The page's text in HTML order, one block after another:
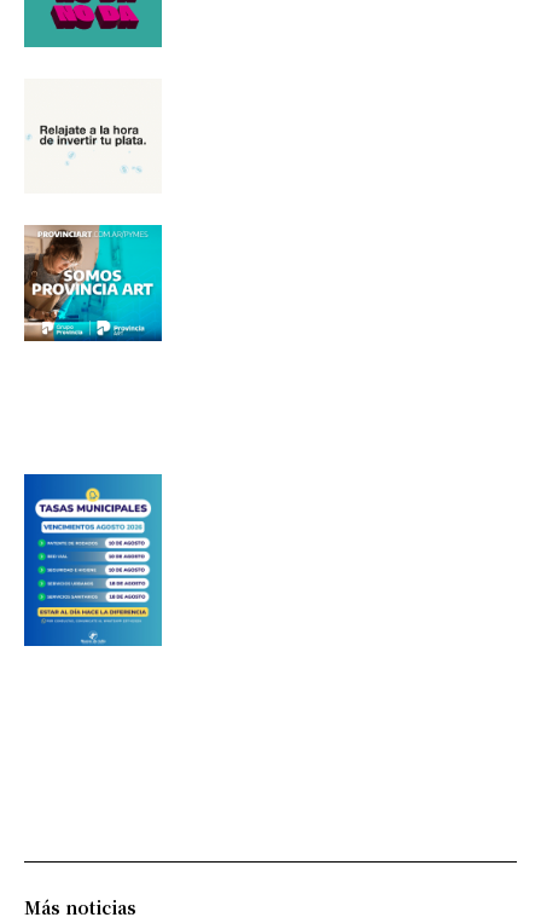
Más noticias